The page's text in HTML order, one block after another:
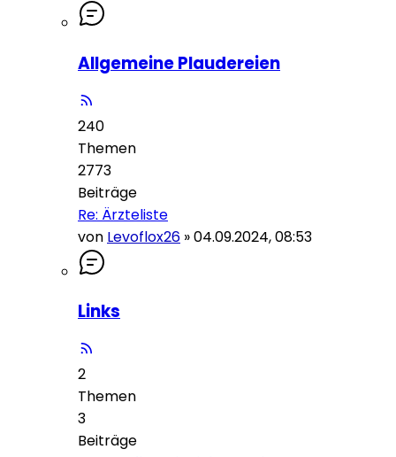
Allgemeine Plaudereien
240
Themen
2773
Beiträge
Re: Ärzteliste
von Levoflox26 »04.09.2024, 08:53
Links
2
Themen
3
Beiträge